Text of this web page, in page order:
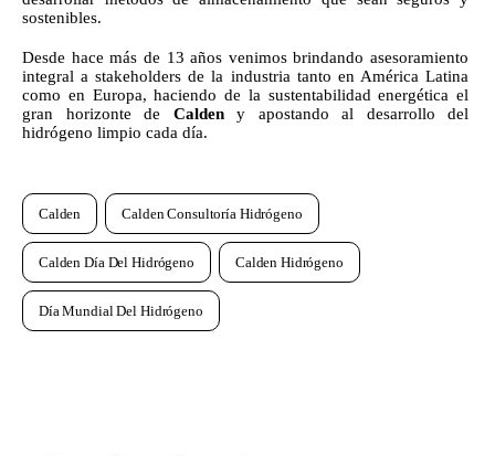
sostenibles.
Desde hace más de 13 años venimos brindando asesoramiento
integral a stakeholders de la industria tanto en América Latina
como en Europa, haciendo de la sustentabilidad energética el
gran horizonte de Calden y apostando al desarrollo del
hidrógeno limpio cada día.
Calden Calden Consultoría Hidrógeno
Calden Día Del Hidrógeno Calden Hidrógeno
Día Mundial Del Hidrógeno